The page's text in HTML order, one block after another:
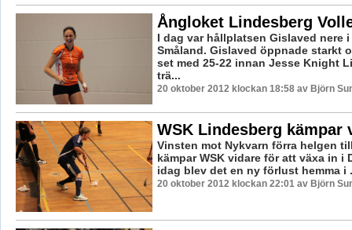
Ångloket Lindesberg
I dag var hållplatsen Gislaved nere i
Småland. Gislaved öppnade starkt
set med 25-22 innan Jesse Knight
trä...
20 oktober 2012 klockan 18:58 av Björn
WSK Lindesberg kämpar
Vinsten mot Nykvarn förra helgen
kämpar WSK vidare för att växa in i
idag blev det en ny förlust hemma i
20 oktober 2012 klockan 22:01 av Björn